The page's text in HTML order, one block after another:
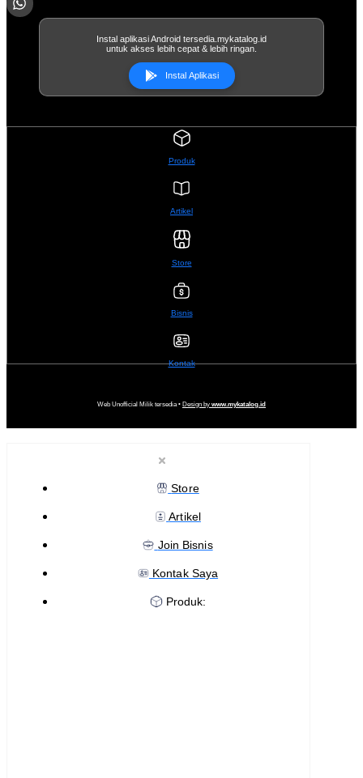
Instal aplikasi Android tersedia.mykatalog.id
untuk akses lebih cepat & lebih ringan.
Instal Aplikasi
Produk
Artikel
Store
Bisnis
Kontak
Web Unofficial Milik tersedia • Design by www.mykatalog.id
Store
Artikel
Join Bisnis
Kontak Saya
Produk: